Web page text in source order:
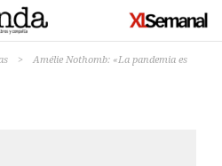
>
Amélie Nothomb: «La pandemia es